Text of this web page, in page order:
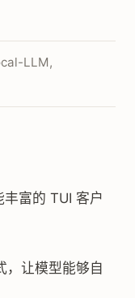
LLM,
富的 TUI 客户
，让模型能够自